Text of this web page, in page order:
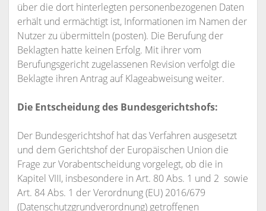
über die dort hinterlegten personenbezogenen Daten
erhält und ermächtigt ist, Informationen im Namen der
Nutzer zu übermitteln (posten). Die Berufung der
Beklagten hatte keinen Erfolg. Mit ihrer vom
Berufungsgericht zugelassenen Revision verfolgt die
Beklagte ihren Antrag auf Klageabweisung weiter.
Die Entscheidung des Bundesgerichtshofs:
Der Bundesgerichtshof hat das Verfahren ausgesetzt
und dem Gerichtshof der Europäischen Union die
Frage zur Vorabentscheidung vorgelegt, ob die in
Kapitel VIII, insbesondere in Art. 80 Abs. 1 und 2 sowie
Art. 84 Abs. 1 der Verordnung (EU) 2016/679
(Datenschutzgrundverordnung) getroffenen